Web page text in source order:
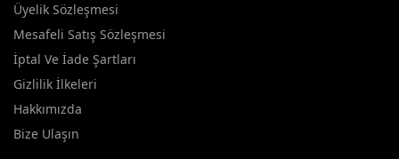
Üyelik Sözleşmesi
Mesafeli Satış Sözleşmesi
İptal Ve İade Şartları
Gizlilik İlkeleri
Hakkımızda
Bize Ulaşın